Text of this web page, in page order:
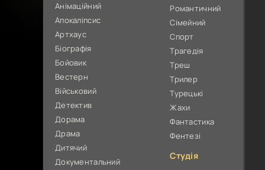
Анімаційний
Апокаліпсис
Артхаус
Біографія
Бойовик
Вестерн
Військовий
Детектив
Дорама
Драма
Дитячий
Документальний
Романтичний
Сімейний
Спорт
Трагедія
Треш
Трилер
Турецькі
Жахи
Фантастика
Фентезі
Студія